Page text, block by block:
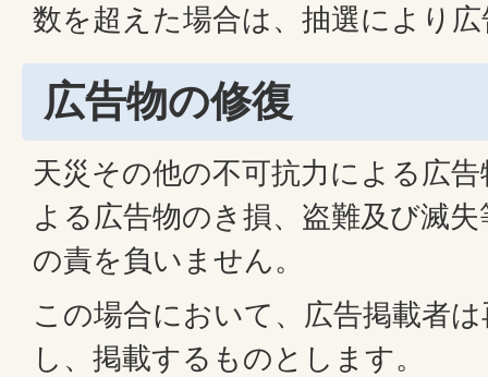
数を超えた場合は、抽選により
広告物の修復
天災その他の不可抗力による広
よる広告物のき損、盗難及び滅
の責を負いません。
この場合において、広告掲載者
し、掲載するものとします。